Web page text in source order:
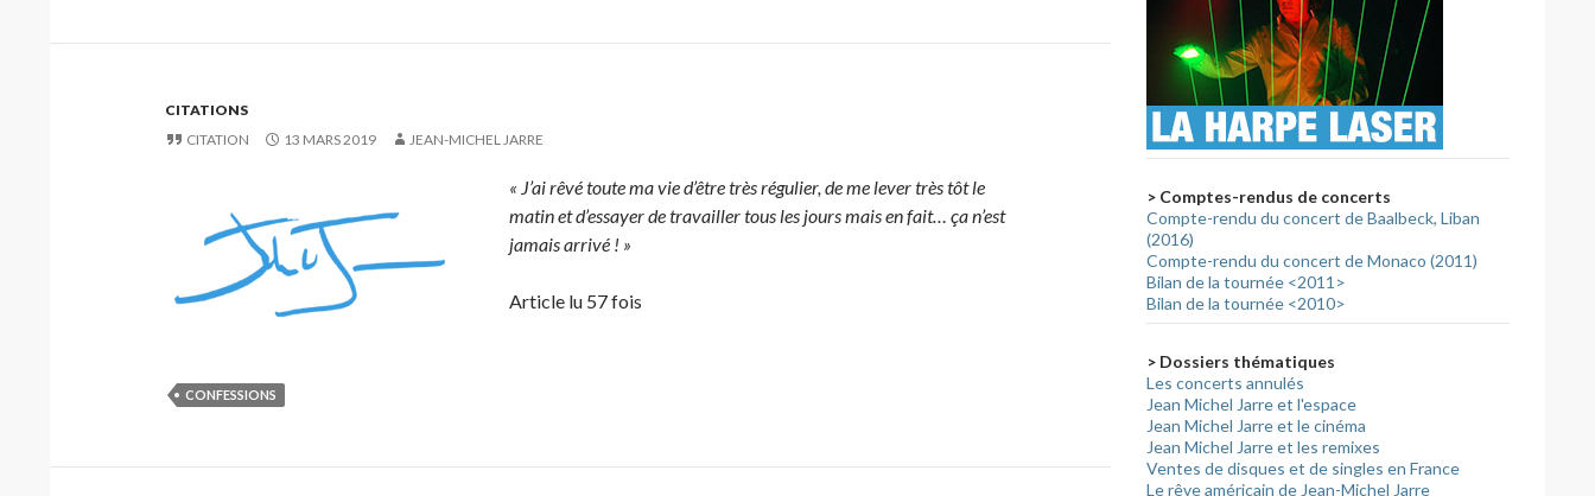
CITATIONS
CITATION
13 MARS 2019 JEAN-MICHEL JARRE
« J’ai rêvé toute ma vie d’être très régulier, de me lever très tôt le
matin et d’essayer de travailler tous les jours mais en fait… ça n’est
jamais arrivé ! »
Article lu 57 fois
CONFESSIONS
> Comptes-rendus de concerts
Compte-rendu du concert de Baalbeck, Liban
(2016)
Compte-rendu du concert de Monaco (2011)
Bilan de la tournée <2011>
Bilan de la tournée <2010>
> Dossiers thématiques
Les concerts annulés
Jean Michel Jarre et l'espace
Jean Michel Jarre et le cinéma
Jean Michel Jarre et les remixes
Ventes de disques et de singles en France
Le rêve américain de Jean-Michel Jarre